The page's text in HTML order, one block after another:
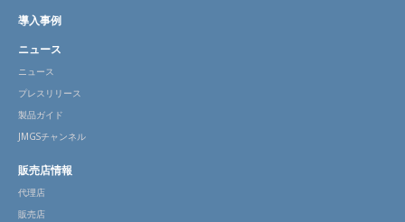
導入事例
ニュース
ニュース
プレスリリース
製品ガイド
JMGSチャンネル
販売店情報
代理店
販売店